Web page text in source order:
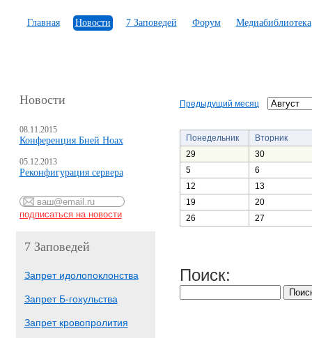
Главная Новости 7 Заповедей Форум Медиабиблиотека
Новости
08.11.2015
Конференция Бней Ноах
05.12.2013
Реконфигурация сервера
7 Заповедей
Запрет идолопоклонства
Запрет Б-гохульства
Запрет кровопролития
Предыдущий месяц
Понедельник
Вторник
29
30
5
6
12
13
19
20
26
27
Поиск: